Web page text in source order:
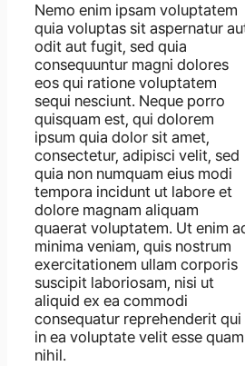
Nemo enim ipsam voluptatem
quia voluptas sit aspernatur
odit aut fugit, sed quia
consequuntur magni dolores
eos qui ratione voluptatem
sequi nesciunt. Neque porro
quisquam est, qui dolorem
ipsum quia dolor sit amet,
consectetur, adipisci velit, sed
quia non numquam eius modi
tempora incidunt ut labore et
dolore magnam aliquam
quaerat voluptatem. Ut enim
minima veniam, quis nostrum
exercitationem ullam corporis
suscipit laboriosam, nisi ut
aliquid ex ea commodi
consequatur reprehenderit qui
in ea voluptate velit esse quam
nihil.